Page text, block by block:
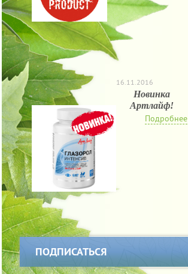
16.11.2016
Новинка
Артлайф!
Подробнее
ПОДПИСАТЬСЯ